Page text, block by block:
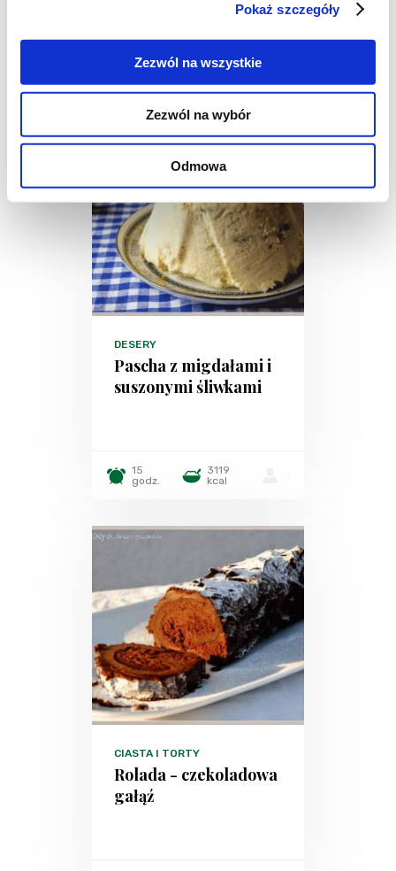
Pokaż szczegóły
Zezwól na wszystkie
Zezwól na wybór
Odmowa
1
3989
DESERY
Pascha z migdałami i
suszonymi śliwkami
15
godz.
3119
kcal
CIASTA I TORTY
Rolada - czekoladowa
gałąź